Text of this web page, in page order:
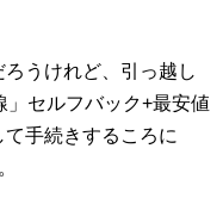
ろうけれど、引っ越し
セルフバック+最安値
手続きするころに